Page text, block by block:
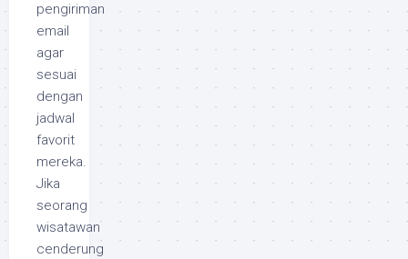
pengiriman
email
agar
sesuai
dengan
jadwal
favorit
mereka.
Jika
seorang
wisatawan
cenderung